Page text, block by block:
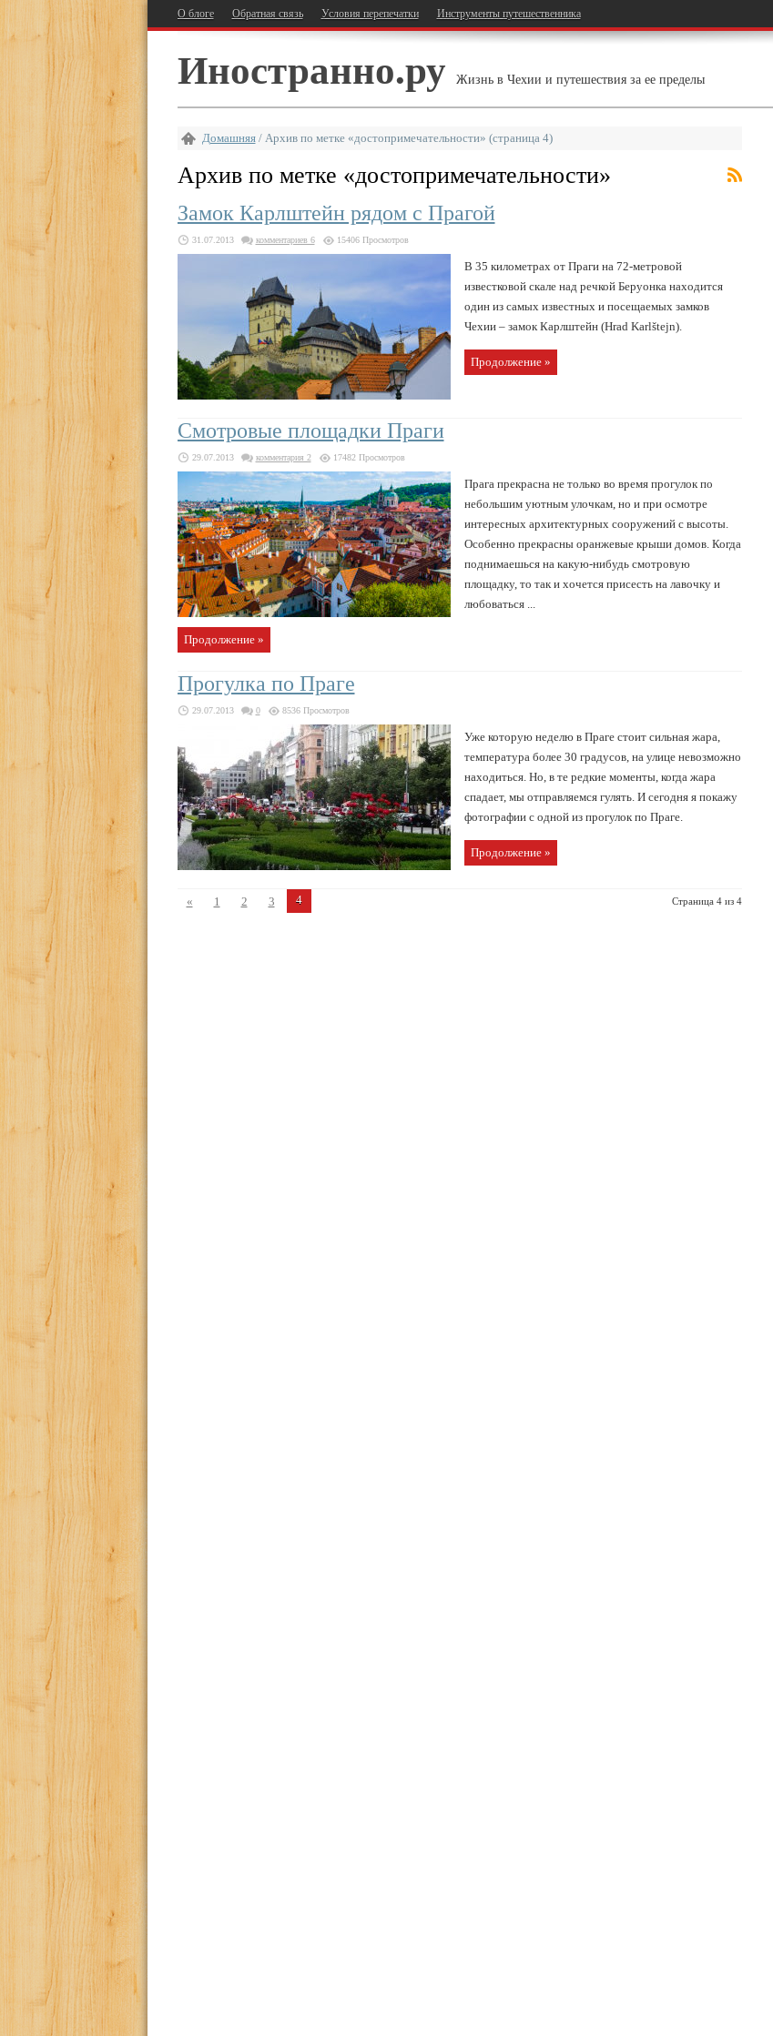
О блоге Обратная связь Условия перепечатки Инструменты путешественника
Иностранно.ру Жизнь в Чехии и путешествия за ее пределы
Домашняя/ Архив по метке «достопримечательности» (страница 4)
Архив по метке «достопримечательности»
Замок Карлштейн рядом с Прагой
31.07.2013 комментариев 6 15406 Просмотров
В 35 километрах от Праги на 72-метровой
известковой скале над речкой Беруонка находится
один из самых известных и посещаемых замков
Чехии – замок Карлштейн (Hrad Karlštejn).
Продолжение »
Смотровые площадки Праги
29.07.2013 комментария 2 17482 Просмотров
Прага прекрасна не только во время прогулок по
небольшим уютным улочкам, но и при осмотре
интересных архитектурных сооружений с высоты.
Особенно прекрасны оранжевые крыши домов. Когда
поднимаешься на какую-нибудь смотровую
площадку, то так и хочется присесть на лавочку и
любоваться ...
Продолжение »
Прогулка по Праге
29.07.2013 0 8536 Просмотров
Уже которую неделю в Праге стоит сильная жара,
температура более 30 градусов, на улице невозможно
находиться. Но, в те редкие моменты, когда жара
спадает, мы отправляемся гулять. И сегодня я покажу
фотографии с одной из прогулок по Праге.
Продолжение »
Страница 4 из 4
« 1 2 3 4